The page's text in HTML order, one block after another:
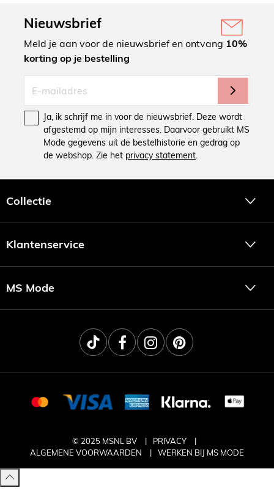
Nieuwsbrief
Meld je aan voor de nieuwsbrief en ontvang 10%
korting op je bestelling
Ja, ik schrijf me in voor de nieuwsbrief. Deze wordt
afgestemd op mijn interesses. Daarvoor gebruikt MS
Mode gegevens uit de bestelhistorie en gedrag op
de webshop. Zie het privacy statement.
Collectie
Klantenservice
MS Mode
© 2025 MSNL BV
PRIVACY
ALGEMENE VOORWAARDEN
WERKEN BIJ MS MODE